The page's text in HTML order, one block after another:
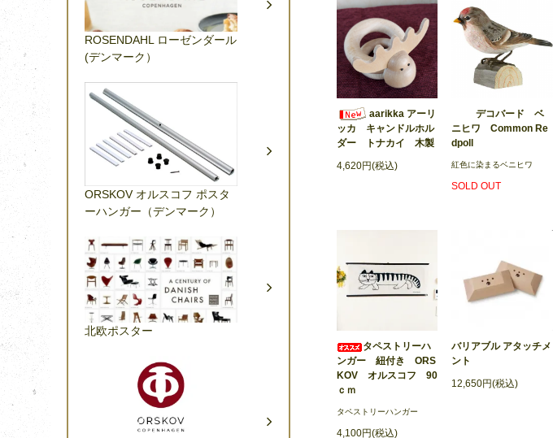
aarikka アーリ
ッカ キャンドルホル
ダー トナカイ 木製
4,620円(税込)
デコバード ベ
ニヒワ Common Re
dpoll
紅色に染まるベニヒワ
SOLD OUT
タペストリーハ
ンガー 紐付き ORS
KOV オルスコフ 90
ｃｍ
タペストリーハンガー
4,100円(税込)
バリアブル アタッチメ
ント
12,650円(税込)
ROSENDAHL ローゼンダール
(デンマーク）
ORSKOV オルスコフ ポスタ
ーハンガー（デンマーク）
北欧ポスター